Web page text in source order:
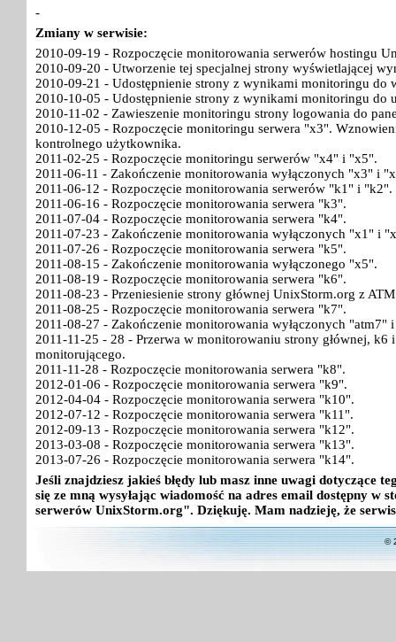
-
Zmiany w serwisie:
2010-09-19 - Rozpoczęcie monitorowania serwerów hostingu
2010-09-20 - Utworzenie tej specjalnej strony wyświetlającej
2010-09-21 - Udostępnienie strony z wynikami monitoringu do
2010-10-05 - Udostępnienie strony z wynikami monitoringu do
2010-11-02 - Zawieszenie monitoringu strony logowania do
2010-12-05 - Rozpoczęcie monitoringu serwera "x3".
kontrolnego użytkownika.
2011-02-25 - Rozpoczęcie monitoringu serwerów "x4" i "x5".
2011-06-11 - Zakończenie monitorowania wyłączonych "x3" i
2011-06-12 - Rozpoczęcie monitorowania serwerów "k1" i "k2".
2011-06-16 - Rozpoczęcie monitorowania serwera "k3".
2011-07-04 - Rozpoczęcie monitorowania serwera "k4".
2011-07-23 - Zakończenie monitorowania wyłączonych "x1" i
2011-07-26 - Rozpoczęcie monitorowania serwera "k5".
2011-08-15 - Zakończenie monitorowania wyłączonego "x5".
2011-08-19 - Rozpoczęcie monitorowania serwera "k6".
2011-08-23 - Przeniesienie strony głównej UnixStorm.org z
2011-08-25 - Rozpoczęcie monitorowania serwera "k7".
2011-08-27 - Zakończenie monitorowania wyłączonych "atm7"
2011-11-25 - 28 - Przerwa w monitorowaniu strony głównej, k6
monitorującego.
2011-11-28 - Rozpoczęcie monitorowania serwera "k8".
2012-01-06 - Rozpoczęcie monitorowania serwera "k9".
2012-04-04 - Rozpoczęcie monitorowania serwera "k10".
2012-07-12 - Rozpoczęcie monitorowania serwera "k11".
2012-09-13 - Rozpoczęcie monitorowania serwera "k12".
2013-03-08 - Rozpoczęcie monitorowania serwera "k13".
2013-07-26 - Rozpoczęcie monitorowania serwera "k14".
Jeśli znajdziesz jakieś błędy lub masz inne uwagi dotyczące
się ze mną wysyłając wiadomość na adres email dostępny
serwerów UnixStorm.org". Dziękuję. Mam nadzieję, że
©